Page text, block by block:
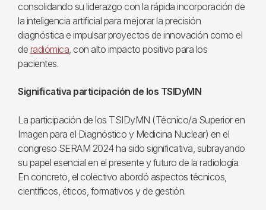
consolidando su liderazgo con la rápida incorporación de
la inteligencia artificial para mejorar la precisión
diagnóstica e impulsar proyectos de innovación como el
de radiómica, con alto impacto positivo para los
pacientes.
Significativa participación de los TSIDyMN
La participación de los TSIDyMN (Técnico/a Superior en
Imagen para el Diagnóstico y Medicina Nuclear) en el
congreso SERAM 2024 ha sido significativa, subrayando
su papel esencial en el presente y futuro de la radiología.
En concreto, el colectivo abordó aspectos técnicos,
científicos, éticos, formativos y de gestión.